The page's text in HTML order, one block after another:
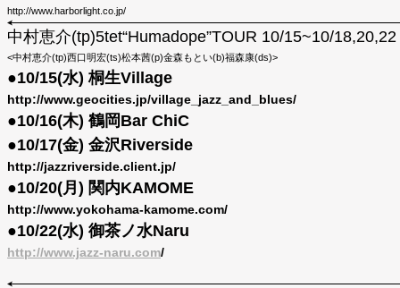
http://www.harborlight.co.jp/
中村恵介(tp)5tet“Humadope”TOUR 10/15~10/18,20,22
<中村恵介(tp)西口明宏(ts)松本茜(p)金森もとい(b)福森康(ds)>
●10/15(水) 桐生Village
http://www.geocities.jp/village_jazz_and_blues/
●10/16(木) 鶴岡Bar ChiC
●10/17(金) 金沢Riverside
http://jazzriverside.client.jp/
●10/20(月) 関内KAMOME
http://www.yokohama-kamome.com/
●10/22(水) 御茶ノ水Naru
http://www.jazz-naru.com/